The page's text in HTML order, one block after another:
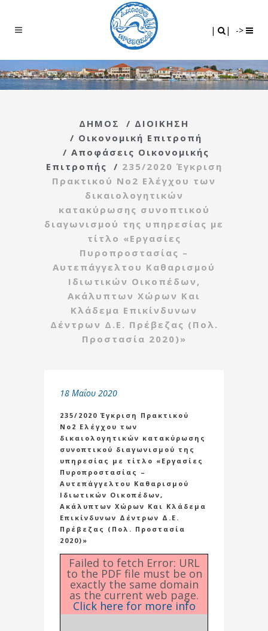
| | ->
ΔΗΜΟΣ / ΔΙΟΙΚΗΣΗ
/ Οικονομική Επιτροπή
/ Αποφάσεις Οικονομικής
Επιτροπής
/ 235/2020 Έγκριση
Πρακτικού Νο2 Ελέγχου των
δικαιολογητικών
κατακύρωσης συνοπτικού
διαγωνισμού της υπηρεσίας με
τίτλο «Εργασίες
Πυροπροστασίας –
Αυτεπάγγελτου Καθαρισμού
Ιδιωτικών Οικοπέδων,
Ακάλυπτων Χώρων Και
Κλάδεμα Επικίνδυνων
Δέντρων Δ.Ε. Πρέβεζας (Πολ.
Προστασία 2020)»
18 Μαΐου 2020
235/2020 Έγκριση Πρακτικού
Νο2 Ελέγχου των
δικαιολογητικών κατακύρωσης
συνοπτικού διαγωνισμού της
υπηρεσίας με τίτλο «Εργασίες
Πυροπροστασίας –
Αυτεπάγγελτου Καθαρισμού
Ιδιωτικών Οικοπέδων,
Ακάλυπτων Χώρων Και Κλάδεμα
Επικίνδυνων Δέντρων Δ.Ε.
Πρέβεζας (Πολ. Προστασία
2020)»
Failed to fetch Error: URL
to the PDF file must be on
exactly the same domain
as the current web page.
Click here for more info